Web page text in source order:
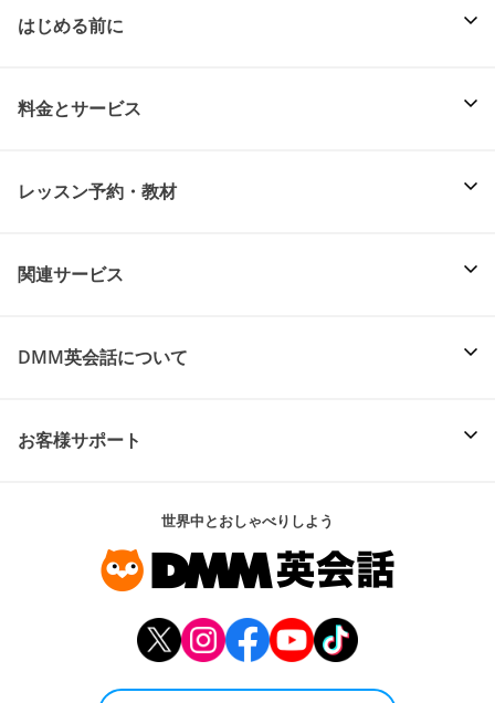
はじめる前に
料金とサービス
レッスン予約・教材
関連サービス
DMM英会話について
お客様サポート
世界中とおしゃべりしよう